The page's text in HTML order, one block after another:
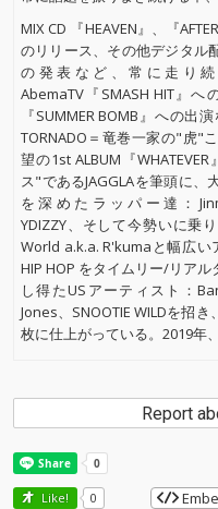
MIX CD 『HEAVEN』、『
のリリース、その他デジタル
の発表など、常に走り
AbemaTV『SMASH HIT』
『SUMMER BOMB』への出
TORNADO＝竜巻一家の"虎"
望の1st ALBUM『
ス"であるJAGGLAを筆頭に
を深めたラッパー達：
YDIZZY、そして今勢いに乗
World a.k.a. R'kumaと幅広
HIP HOP をタイムリー/リアル
し得たUSアーティスト：
Jones、SNOOTIE WILDを招
枚に仕上がっている。2019年
Report
Like! 0